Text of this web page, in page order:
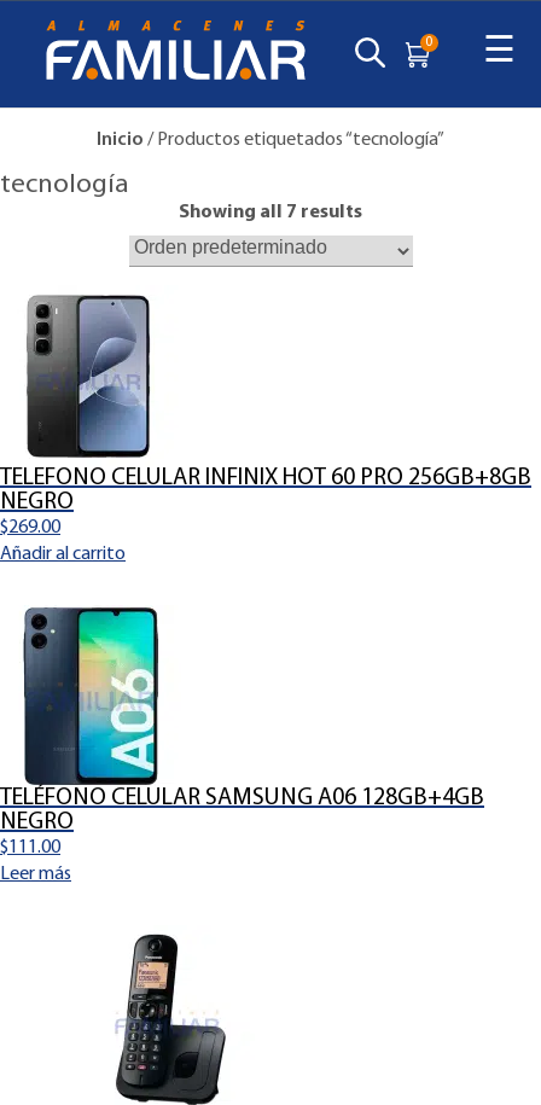
0 ☰
Inicio / Productos etiquetados “tecnología”
tecnología
Showing all 7 results
TELEFONO CELULAR INFINIX HOT 60 PRO 256GB+8GB
NEGRO
$269.00
Añadir al carrito
TELÉFONO CELULAR SAMSUNG A06 128GB+4GB
NEGRO
$111.00
Leer más